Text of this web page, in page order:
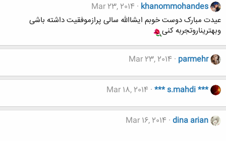
khanommohandes
Mar 23, 2014
عیدت مبارک دوست خوبم ایشاالله سالی پرازموفقیت داشته باشی
وبهتریناروتجربه کنی
parmehr
Mar 23, 2014
*** s.mahdi ***
Mar 18, 2014
dina arian
Mar 16, 2014